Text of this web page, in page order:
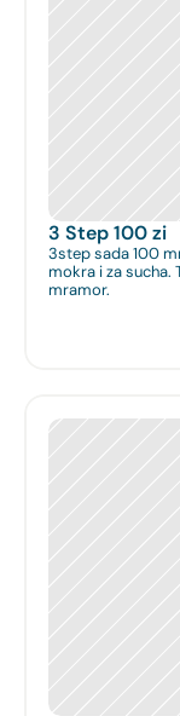
3 Step 100 zi
3step sada 100
mokra i za
mramor.